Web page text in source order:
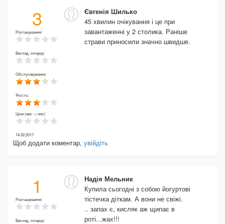
3
Розташування:
Вигляд, інтерєр:
Обслуговування:
Якість:
Ціни (вис -> низ):
Євгенія Шилько
45 хвилин очікування і це при
завантаженні у 2 столика. Раніше
страви приносили значно швидше.
14.02.2017
Щоб додати коментар, увійдіть
1
Розташування:
Вигляд, інтерєр:
Надія Мельник
Купила сьогодні з собою йогуртові
тістечка діткам. А вони не свіжі.
.. запах є, кисляк аж щипає в
роті...жах!!!